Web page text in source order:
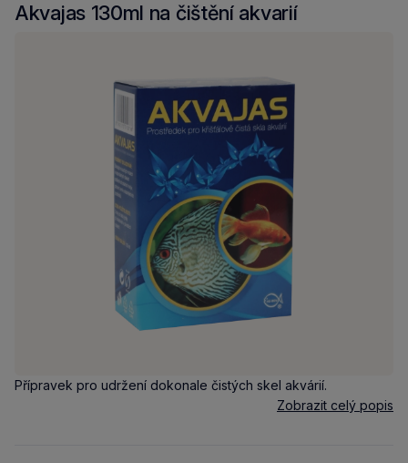
zde:
Akvajas 130ml na čištění akvarií
Přípravek pro udržení dokonale čistých skel akvárií.
Zobrazit celý popis